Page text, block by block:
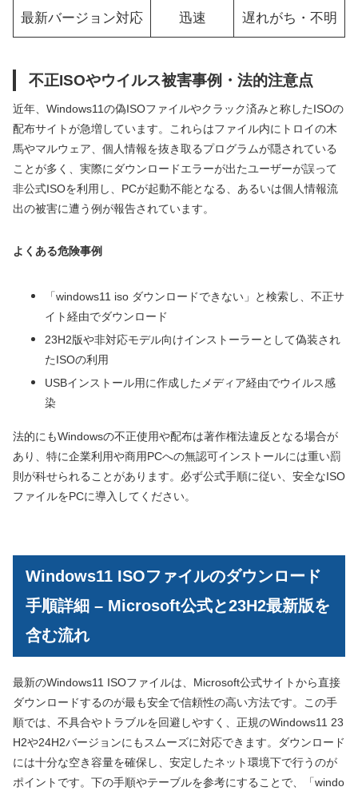
最新バージョン対応 迅速 遅れがち・不明
不正ISOやウイルス被害事例・法的注意点
近年、Windows11の偽ISOファイルやクラック済みと称したISOの
配布サイトが急増しています。これらはファイル内にトロイの木
馬やマルウェア、個人情報を抜き取るプログラムが隠されている
ことが多く、実際にダウンロードエラーが出たユーザーが誤って
非公式ISOを利用し、PCが起動不能となる、あるいは個人情報流
出の被害に遭う例が報告されています。
よくある危険事例
「windows11 iso ダウンロードできない」と検索し、不正サ
イト経由でダウンロード
23H2版や非対応モデル向けインストーラーとして偽装され
たISOの利用
USBインストール用に作成したメディア経由でウイルス感
染
法的にもWindowsの不正使用や配布は著作権法違反となる場合が
あり、特に企業利用や商用PCへの無認可インストールには重い罰
則が科せられることがあります。必ず公式手順に従い、安全なISO
ファイルをPCに導入してください。
Windows11 ISOファイルのダウンロード
手順詳細 – Microsoft公式と23H2最新版を
含む流れ
最新のWindows11 ISOファイルは、Microsoft公式サイトから直接
ダウンロードするのが最も安全で信頼性の高い方法です。この手
順では、不具合やトラブルを回避しやすく、正規のWindows11 23
H2や24H2バージョンにもスムーズに対応できます。ダウンロード
には十分な空き容量を確保し、安定したネット環境下で行うのが
ポイントです。下の手順やテーブルを参考にすることで、「windo